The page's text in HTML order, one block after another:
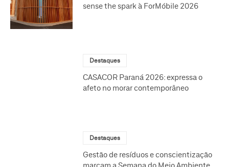
sense the spark à ForMóbile 2026
Destaques
CASACOR Paraná 2026: expressa o
afeto no morar contemporâneo
Destaques
Gestão de resíduos e conscientização